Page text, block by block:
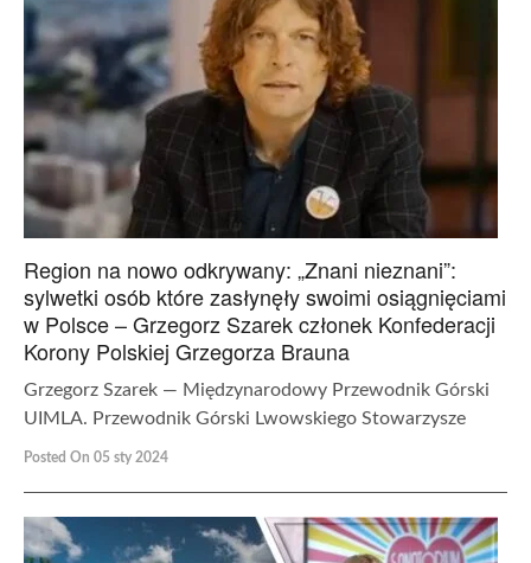
Region na nowo odkrywany: „Znani nieznani”:
sylwetki osób które zasłynęły swoimi osiągnięciami
w Polsce – Grzegorz Szarek członek Konfederacji
Korony Polskiej Grzegorza Brauna
Grzegorz Szarek — Międzynarodowy Przewodnik Górski
UIMLA. Przewodnik Górski Lwowskiego Stowarzysze
Posted On 05 sty 2024